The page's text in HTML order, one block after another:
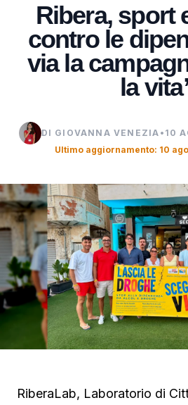
Ribera, sport
contro le
via la
la
DI GIOVANNA VENEZIA • 10
Ultimo aggiornamento: 10
RiberaLab, Laboratorio di